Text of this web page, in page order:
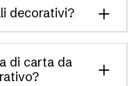
decorativi?
di carta da